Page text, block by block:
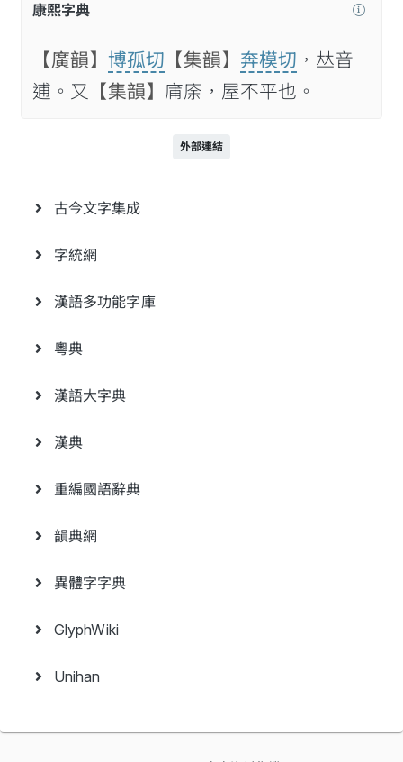
康熙字典
【廣韻】 博孤切 【集韻】 奔模切 ，𠀤音
逋。又
【集韻】 庯庩，屋不平也。
外部連結
古今文字集成
字統網
漢語多功能字庫
粵典
漢語大字典
漢典
重編國語辭典
韻典網
異體字字典
GlyphWiki
Unihan